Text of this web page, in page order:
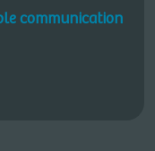
communication